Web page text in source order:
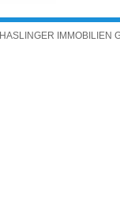
HASLINGER IMMOBILIEN